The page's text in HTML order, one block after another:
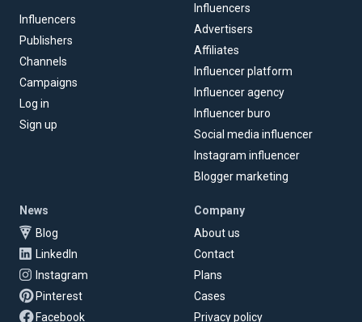
Influencers
Publishers
Channels
Campaigns
Log in
Sign up
Influencers
Advertisers
Affiliates
Influencer platform
Influencer agency
Influencer buro
Social media influencer
Instagram influencer
Blogger marketing
News
Blog
LinkedIn
Instagram
Pinterest
Facebook
Company
About us
Contact
Plans
Cases
Privacy policy